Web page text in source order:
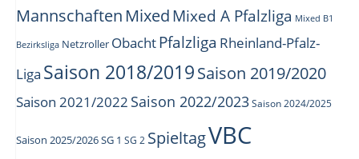
Mannschaften MixedMixed A Pfalzliga Mixed B1
Bezirksliga Netzroller ObachtPfalzliga Rheinland-Pfalz-
Liga Saison 2018/2019Saison 2019/2020
Saison 2021/2022 Saison 2022/2023 Saison 2024/2025
Saison 2025/2026SG 1 SG 2 SpieltagVBC